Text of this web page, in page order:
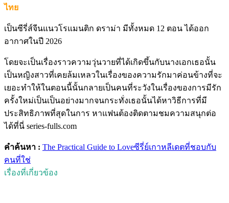
ไทย
เป็นซีรี่ส์จีนแนวโรแมนติก ดราม่า มีทั้งหมด 12 ตอน ได้ออก
อากาศในปี 2026
โดยจะเป็นเรื่องราวความวุ่นวายที่ได้เกิดขึ้นกับนางเอกเธอนั้น
เป็นหญิงสาวที่เคยล้มเหลวในเรื่องของความรักมาค่อนข้างที่จะ
เยอะทำให้ในตอนนี้นั้นกลายเป็นคนที่ระวังในเรื่องของการมีรัก
ครั้งใหม่เป็นเป็นอย่างมากจนกระทั่งเธอนั้นได้หาวิธีการที่มี
ประสิทธิภาพที่สุดในการ หาแฟนต้องติดตามชมความสนุกต่อ
ได้ที่นี่ series-fulls.com
คำค้นหา : The Practical Guide to Loveซีรี่ย์เกาหลีเดตที่ชอบกับ
คนที่ใช่
เรื่องที่เกี่ยวข้อง